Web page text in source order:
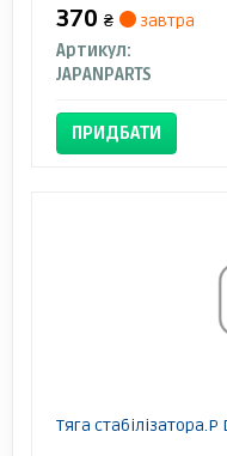
370 ₴
завтра
Артикул:
JAPANPARTS
ПРИДБАТИ
Тяга стабілізатора.P